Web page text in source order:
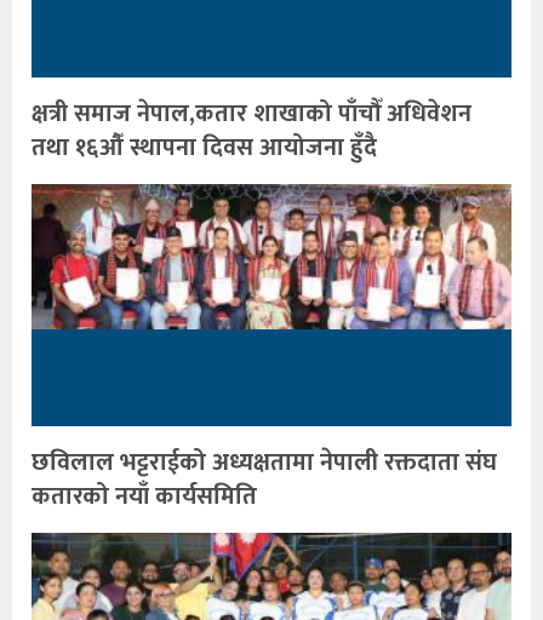
क्षत्री समाज नेपाल,कतार शाखाको पाँचौँ अधिवेशन
तथा १६औँ स्थापना दिवस आयोजना हुँदै
छविलाल भट्टराईको अध्यक्षतामा नेपाली रक्तदाता संघ
कतारको नयाँ कार्यसमिति